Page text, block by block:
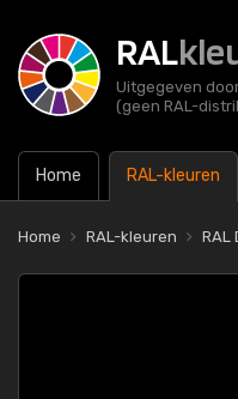
RAL
Uitgegeven
(geen RAL-
Home RAL-kleuren
Home RAL-kleuren RAL